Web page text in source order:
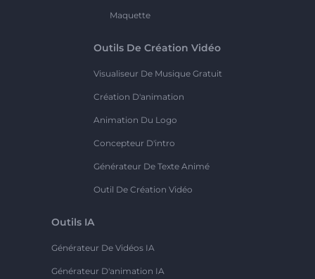
Maquette
Outils De Création Vidéo
Visualiseur De Musique Gratuit
Création D'animation
Animation Du Logo
Concepteur D'intro
Générateur De Texte Animé
Outil De Création Vidéo
Outils IA
Générateur De Vidéos IA
Générateur D'animation IA